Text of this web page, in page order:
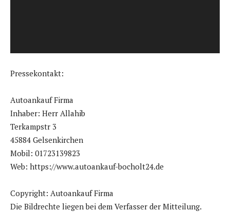
e
Pressekontakt:
Autoankauf Firma
Inhaber: Herr Allahib
Terkampstr 3
45884 Gelsenkirchen
Mobil: 01723139823
Web: https://www.autoankauf-bocholt24.de
Copyright: Autoankauf Firma
Die Bildrechte liegen bei dem Verfasser der Mitteilung.